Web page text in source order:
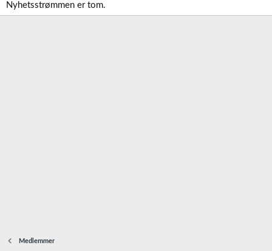
Nyhetsstrømmen er tom.
Medlemmer